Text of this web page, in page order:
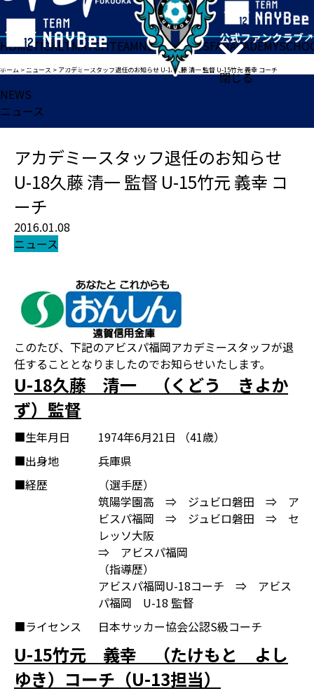
閉じる
HOMETICKETMATCHTEAMNEWSGOODSFANACADEMY
ホーム >ニュース > アカデミースタッフ退任のお知らせ U-18久藤 清一 監督 U-15竹元 義幸 コーチ
NEWS
ニュース
アカデミースタッフ退任のお知らせ
U-18久藤 清一 監督 U-15竹元 義幸 コ
ーチ
2016.01.08
ニュース
このたび、下記のアビスパ福岡アカデミースタッフが退
任することとなりましたのでお知らせいたします。
U-18久藤 清一 （くどう きよか
ず）監督
■生年月日
1974年6月21日 （41歳）
■出身地
兵庫県
■経歴
（選手歴）
筑陽学園高 ⇒ ジュビロ磐田 ⇒ ア
ビスパ福岡 ⇒ ジュビロ磐田 ⇒ セ
レッソ大阪
⇒ アビスパ福岡
（指導歴）
アビスパ福岡U-18コーチ ⇒ アビス
パ福岡 U-18 監督
■ライセンス
日本サッカー協会公認S級コーチ
U-15竹元 義幸 （たけもと よし
ゆき）コーチ（U-13担当）